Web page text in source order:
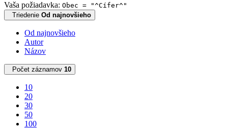
Vaša požiadavka: Obec = "^Cífer^"
Triedenie Od najnovšieho
Od najnovšieho
Autor
Názov
Počet záznamov 10
10
20
30
50
100